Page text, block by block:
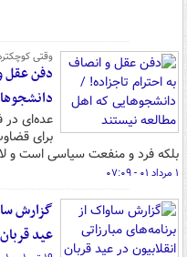
وقتی
دفن عقل
عده‌ای
برای
بلکه فرد و منفعت سیاسی است و
۱ مرداد ۰۱ - ۰۷:۰۹
گزارش
عید قربان